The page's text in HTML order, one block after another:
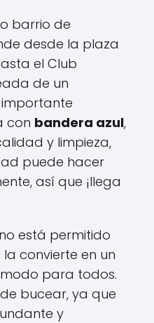
barrio de
desde la plaza
el Club
de un
con bandera azul,
y limpieza,
puede hacer
así que ¡llega
está permitido
convierte en un
para todos.
bucear, ya que
y